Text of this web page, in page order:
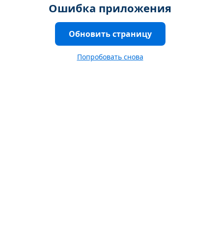
Ошибка приложения
Обновить страницу
Попробовать снова